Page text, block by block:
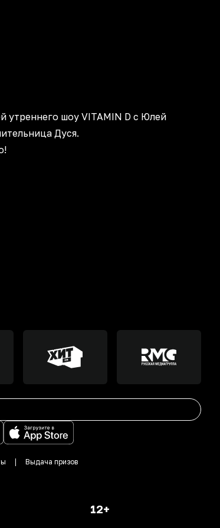
утреннего шоу VITAMIN D с Юлей
Дуся.
Выдача призов
12+